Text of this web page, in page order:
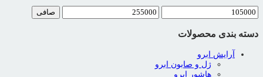
حداقل
قیمت
حداكثر
قيمت
صافی
دسته بندی محصولات
آرایش ابرو
ژل و صابون ابرو
هاشور ابرو